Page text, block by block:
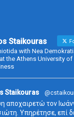
Staikouras
with Nea
the Athens University
Staikouras
αποχαιρετώ τον
Υπηρέτησε, επί